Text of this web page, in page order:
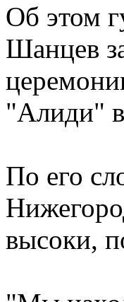
Об этом
Шанцев
"Алиди" в
По его
высоки,